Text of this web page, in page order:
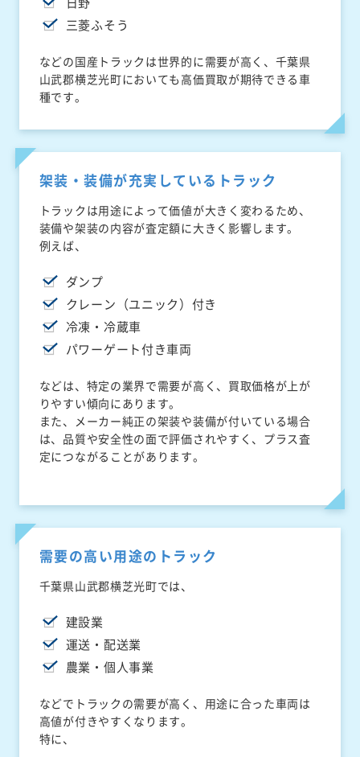
三菱ふそう
などの国産トラックは世界的に需要が高く、千葉県
山武郡横芝光町においても高価買取が期待できる車
種です。
架装・装備が充実しているトラック
トラックは用途によって価値が大きく変わるため、
装備や架装の内容が査定額に大きく影響します。
例えば、
ダンプ
クレーン（ユニック）付き
冷凍・冷蔵車
パワーゲート付き車両
などは、特定の業界で需要が高く、買取価格が上が
りやすい傾向にあります。
また、メーカー純正の架装や装備が付いている場合
は、品質や安全性の面で評価されやすく、プラス査
定につながることがあります。
需要の高い用途のトラック
千葉県山武郡横芝光町では、
建設業
運送・配送業
農業・個人事業
などでトラックの需要が高く、用途に合った車両は
高値が付きやすくなります。
特に、